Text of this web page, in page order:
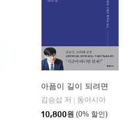
아픔이 길이 되려면
김승섭 저 | 동아시아
10,800원 (0% 할인)